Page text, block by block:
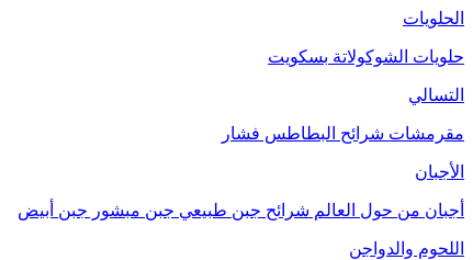
الحلويات
حلويات الشوكولاتة بسكويت
التسالي
مقرمشات شرائح البطاطس فشار
الأجبان
أجبان من حول العالم شرائح جبن طبيعي جبن مبشور جبن أبيض
اللحوم والدواجن